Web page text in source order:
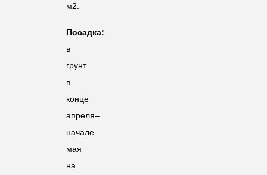
м2.
Посадка:
в
грунт
в
конце
апреля–
начале
мая
на